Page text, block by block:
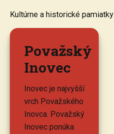
Kultúrne a historické pamiatky
Považský
Inovec
Inovec je najvyšší
vrch Považského
Inovca. Považský
Inovec ponúka